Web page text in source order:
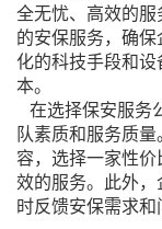
全无忧、高效的
的安保服务，确
化的科技手段和
本。
在选择保安服务
队素质和服务质
容，选择一家性
效的服务。此外
时反馈安保需求和